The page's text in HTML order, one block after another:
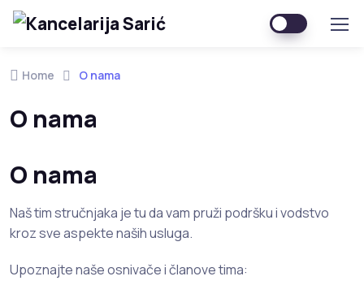
Home O nama
O nama
O nama
Naš tim stručnjaka je tu da vam pruži podršku i vodstvo
kroz sve aspekte naših usluga.
Upoznajte naše osnivače i članove tima: